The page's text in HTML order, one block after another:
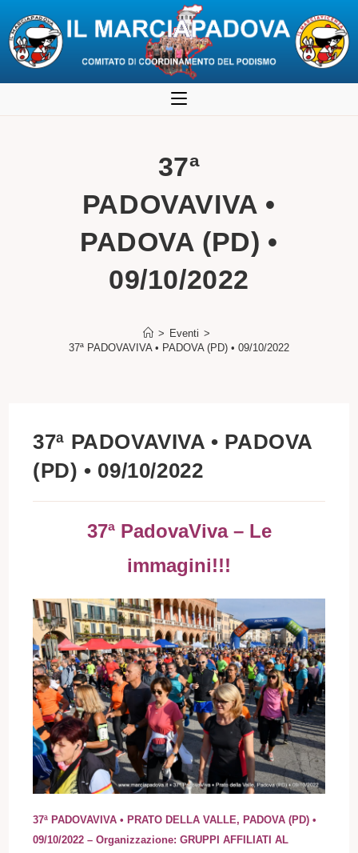
al
37ª
PADOVAVIVA •
PADOVA (PD) •
09/10/2022
> Eventi >
37ª PADOVAVIVA • PADOVA (PD) • 09/10/2022
37ª PADOVAVIVA • PADOVA
(PD) • 09/10/2022
37ª PadovaViva – Le
immagini!!!
37ª PADOVAVIVA • PRATO DELLA VALLE, PADOVA (PD) •
09/10/2022 – Organizzazione: GRUPPI AFFILIATI AL